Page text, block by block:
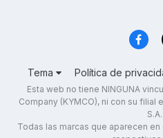
Tema Política de
Esta web no tiene NINGUNA
Company (KYMCO), ni con su filial
S.A.
Todas las marcas que aparecen